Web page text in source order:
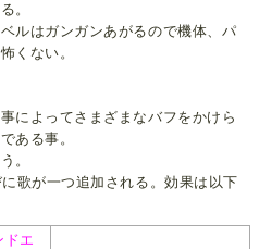
。
ルはガンガンあがるので機体、パ
くない。
によってさまざまなバフをかけら
ある事。
。
歌が一つ追加される。効果は以下
ドエ